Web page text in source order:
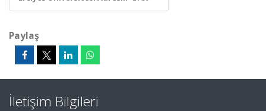
Paylaş
İletişim Bilgileri